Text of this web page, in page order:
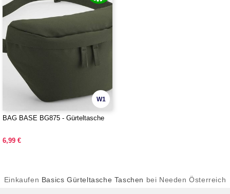
W1
BAG BASE BG875 - Gürteltasche
6,99 €
Einkaufen Basics Gürteltasche Taschen bei Needen Österreich